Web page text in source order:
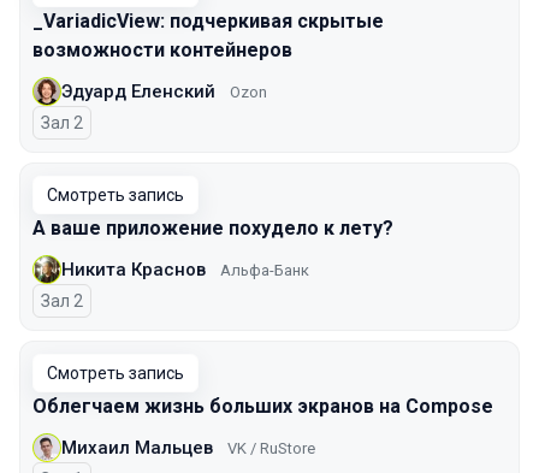
_VariadicView: подчеркивая скрытые
возможности контейнеров
Эдуард Еленский Ozon
Зал 2
Смотреть запись
А ваше приложение похудело к лету?
Никита Краснов Альфа-Банк
Зал 2
Смотреть запись
Облегчаем жизнь больших экранов на Compose
Михаил Мальцев VK / RuStore